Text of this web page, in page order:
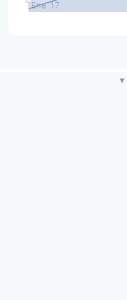
Ene '17
▼